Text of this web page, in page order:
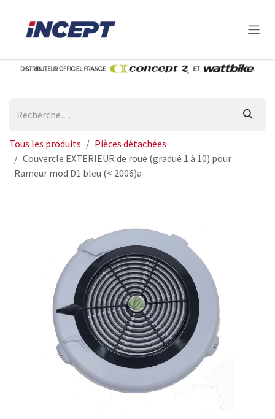
Tous les produits
Pièces détachées
Couvercle EXTERIEUR de roue (gradué 1 à 10) pour
Rameur mod D1 bleu (< 2006)a